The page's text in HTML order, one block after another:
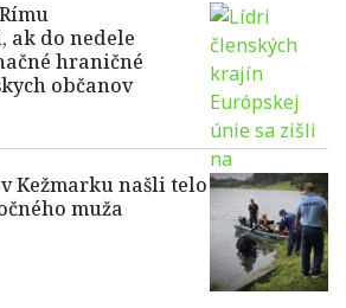
do nedele
hraničné
občanov
Kežmarku našli telo
muža